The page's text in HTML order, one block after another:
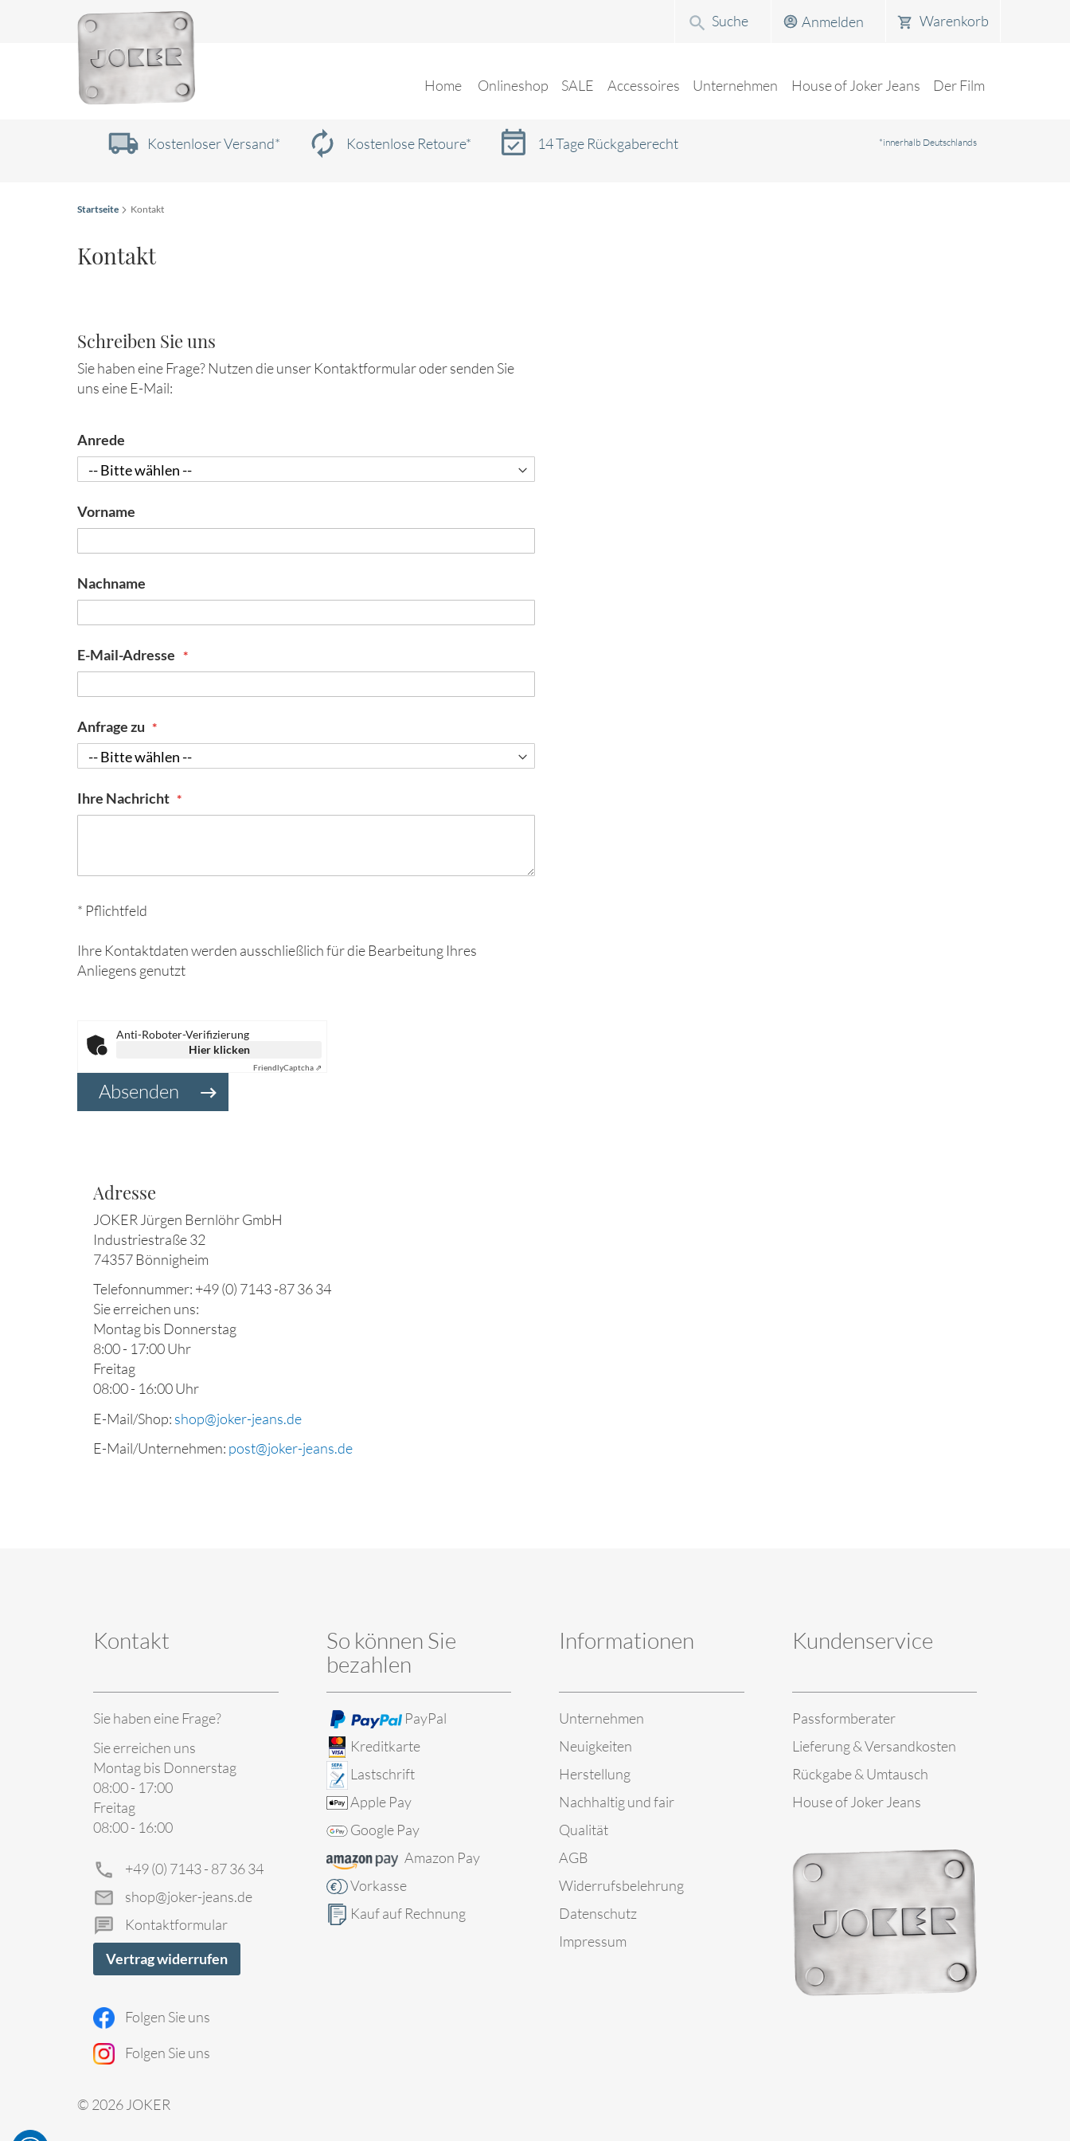
Inhalt
springen
Anmelden Warenkorb
Home Onlineshop SALE Accessoires Unternehmen House of Joker Jeans Der Film
Kostenloser Versand* Kostenlose Retoure* 14 Tage Rückgaberecht *innerhalb Deutschlands
Startseite Kontakt
Kontakt
Schreiben Sie uns
Sie haben eine Frage? Nutzen die unser Kontaktformular oder senden Sie
uns eine E-Mail:
Anrede
Vorname
Nachname
E-Mail-Adresse
Anfrage zu
Ihre Nachricht
* Pflichtfeld
Ihre Kontaktdaten werden ausschließlich für die Bearbeitung Ihres
Anliegens genutzt
Anti-Roboter-Verifizierung
Hier klicken
FriendlyCaptcha ⇗
Absenden
Adresse
JOKER Jürgen Bernlöhr GmbH
Industriestraße 32
74357 Bönnigheim
Telefonnummer: +49 (0) 7143 -87 36 34
Sie erreichen uns:
Montag bis Donnerstag
8:00 - 17:00 Uhr
Freitag
08:00 - 16:00 Uhr
E-Mail/Shop: shop@joker-jeans.de
E-Mail/Unternehmen: post@joker-jeans.de
Kontakt
Sie haben eine Frage?
Sie erreichen uns
Montag bis Donnerstag
08:00 - 17:00
Freitag
08:00 - 16:00
+49 (0) 7143 - 87 36 34
shop@joker-jeans.de
Kontaktformular
Vertrag widerrufen
Folgen Sie uns
Folgen Sie uns
So können Sie
bezahlen
PayPal
Kreditkarte
Lastschrift
Apple Pay
Google Pay
Amazon Pay
Vorkasse
Kauf auf Rechnung
Informationen
Unternehmen
Neuigkeiten
Herstellung
Nachhaltig und fair
Qualität
AGB
Widerrufsbelehrung
Datenschutz
Impressum
Kundenservice
Passformberater
Lieferung & Versandkosten
Rückgabe & Umtausch
House of Joker Jeans
© 2026 JOKER